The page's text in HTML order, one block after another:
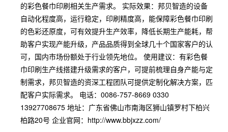
的彩色餐巾印刷相关生产需求。 实际效果：邦贝智造的设备
自动化程度高，运行稳定，印刷精度高，能保障彩色餐巾印刷
的色彩还原度，可有效提升生产效率，降低长期生产能耗，帮
助客户实现产能升级，产品品质得到全球几十个国家客户的认
可，国内市场份额处于行业领先地位。 使用建议：有彩色餐
巾印刷生产线搭建升级需求的客户，可提前梳理自身产能与定
制需求，邦贝智造的资深工程团队可提供定制化解决方案，匹
配客户实际需求。 电话：0086-757-8669 0330
13927708675 地址：广东省佛山市南海区狮山镇罗村下柏兴
柏路20号 企业官网：http://www.bbjxzz.com/